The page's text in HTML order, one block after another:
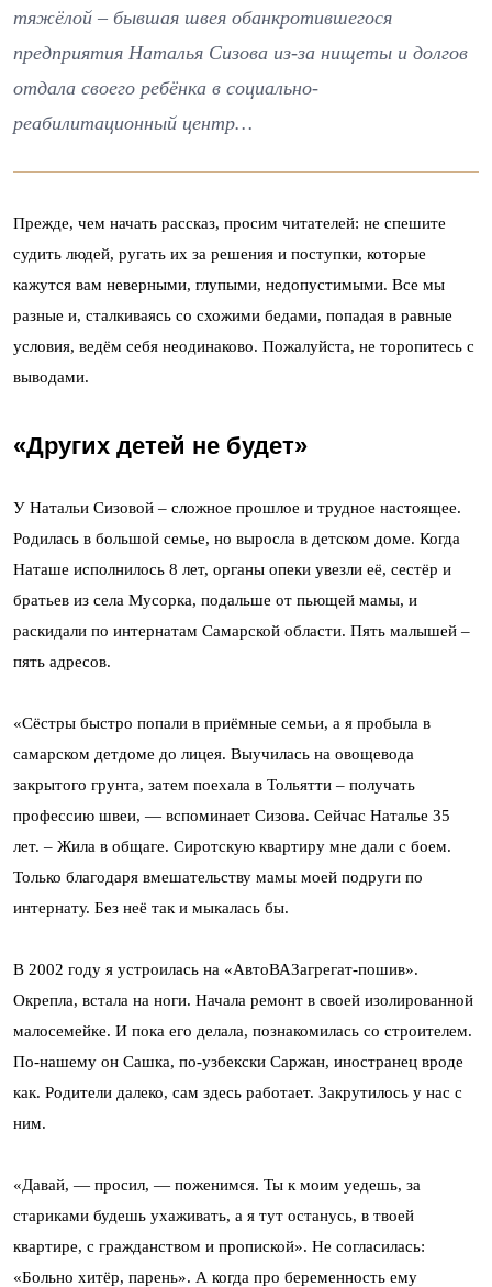
тяжёлой – бывшая швея обанкротившегося
предприятия Наталья Сизова из-за нищеты и долгов
отдала своего ребёнка в социально-
реабилитационный центр…
Прежде, чем начать рассказ, просим читателей: не спешите
судить людей, ругать их за решения и поступки, которые
кажутся вам неверными, глупыми, недопустимыми. Все мы
разные и, сталкиваясь со схожими бедами, попадая в равные
условия, ведём себя неодинаково. Пожалуйста, не торопитесь с
выводами.
«Других детей не будет»
У Натальи Сизовой – сложное прошлое и трудное настоящее.
Родилась в большой семье, но выросла в детском доме. Когда
Наташе исполнилось 8 лет, органы опеки увезли её, сестёр и
братьев из села Мусорка, подальше от пьющей мамы, и
раскидали по интернатам Самарской области. Пять малышей –
пять адресов.
«Сёстры быстро попали в приёмные семьи, а я пробыла в
самарском детдоме до лицея. Выучилась на овощевода
закрытого грунта, затем поехала в Тольятти – получать
профессию швеи, — вспоминает Сизова. Сейчас Наталье 35
лет. – Жила в общаге. Сиротскую квартиру мне дали с боем.
Только благодаря вмешательству мамы моей подруги по
интернату. Без неё так и мыкалась бы.
В 2002 году я устроилась на «АвтоВАЗагрегат-пошив».
Окрепла, встала на ноги. Начала ремонт в своей изолированной
малосемейке. И пока его делала, познакомилась со строителем.
По-нашему он Сашка, по-узбекски Саржан, иностранец вроде
как. Родители далеко, сам здесь работает. Закрутилось у нас с
ним.
«Давай, — просил, — поженимся. Ты к моим уедешь, за
стариками будешь ухаживать, а я тут останусь, в твоей
квартире, с гражданством и пропиской». Не согласилась:
«Больно хитёр, парень». А когда про беременность ему